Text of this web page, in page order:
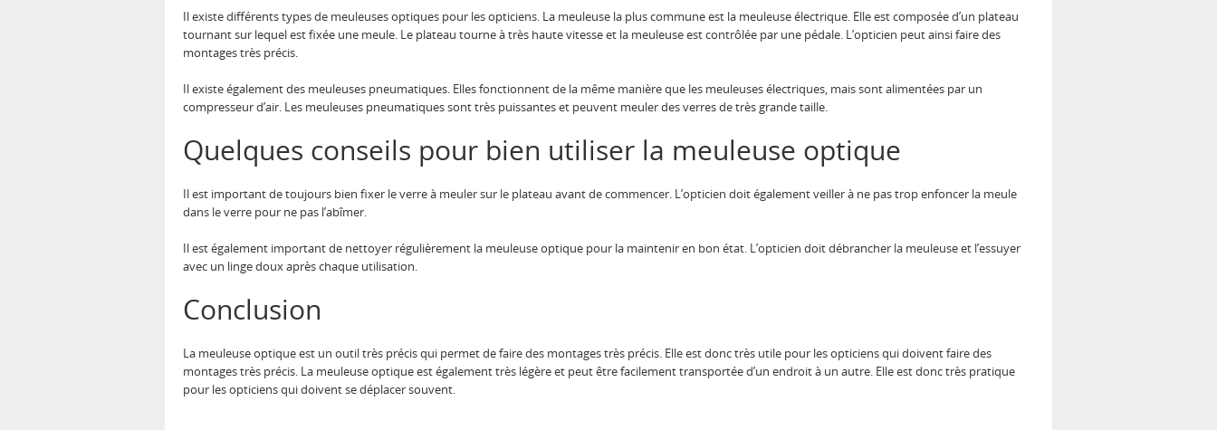
Il existe différents types de meuleuses optiques pour les opticiens. La meuleuse la plus commune est la meuleuse électrique. Elle est composée d’un plateau
tournant sur lequel est fixée une meule. Le plateau tourne à très haute vitesse et la meuleuse est contrôlée par une pédale. L’opticien peut ainsi faire des
montages très précis.
Il existe également des meuleuses pneumatiques. Elles fonctionnent de la même manière que les meuleuses électriques, mais sont alimentées par un
compresseur d’air. Les meuleuses pneumatiques sont très puissantes et peuvent meuler des verres de très grande taille.
Quelques conseils pour bien utiliser la meuleuse optique
Il est important de toujours bien fixer le verre à meuler sur le plateau avant de commencer. L’opticien doit également veiller à ne pas trop enfoncer la meule
dans le verre pour ne pas l’abîmer.
Il est également important de nettoyer régulièrement la meuleuse optique pour la maintenir en bon état. L’opticien doit débrancher la meuleuse et l’essuyer
avec un linge doux après chaque utilisation.
Conclusion
La meuleuse optique est un outil très précis qui permet de faire des montages très précis. Elle est donc très utile pour les opticiens qui doivent faire des
montages très précis. La meuleuse optique est également très légère et peut être facilement transportée d’un endroit à un autre. Elle est donc très pratique
pour les opticiens qui doivent se déplacer souvent.